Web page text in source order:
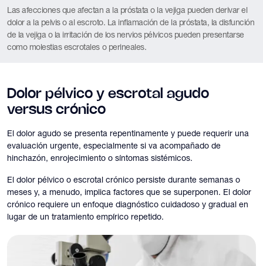
Las afecciones que afectan a la próstata o la vejiga pueden derivar el
dolor a la pelvis o al escroto. La inflamación de la próstata, la disfunción
de la vejiga o la irritación de los nervios pélvicos pueden presentarse
como molestias escrotales o perineales.
Dolor pélvico y escrotal agudo
versus crónico
El dolor agudo se presenta repentinamente y puede requerir una
evaluación urgente, especialmente si va acompañado de
hinchazón, enrojecimiento o síntomas sistémicos.
El dolor pélvico o escrotal crónico persiste durante semanas o
meses y, a menudo, implica factores que se superponen. El dolor
crónico requiere un enfoque diagnóstico cuidadoso y gradual en
lugar de un tratamiento empírico repetido.